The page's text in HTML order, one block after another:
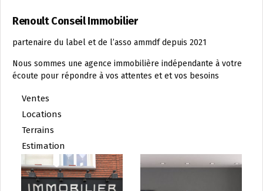
Renoult Conseil Immobilier
partenaire du label et de l’asso ammdf depuis 2021
Nous sommes une agence immobilière indépendante à votre
écoute pour répondre à vos attentes et et vos besoins
Ventes
Locations
Terrains
Estimation